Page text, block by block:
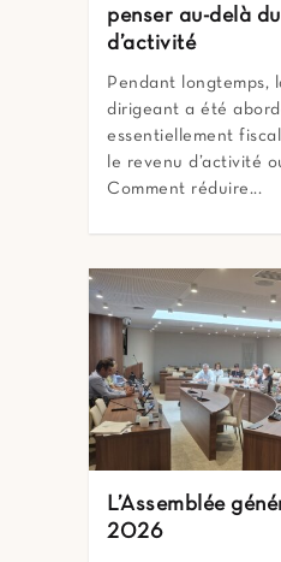
penser au-delà
d’activité
Pendant longtemps,
dirigeant a été
essentiellement
le revenu d’activité
Comment réduire...
L’Assemblée
2026